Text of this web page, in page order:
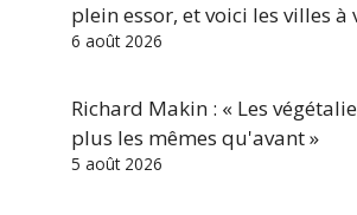
plein essor, et voici les villes à
6 août 2026
Richard Makin : « Les
plus les mêmes qu'avant »
5 août 2026